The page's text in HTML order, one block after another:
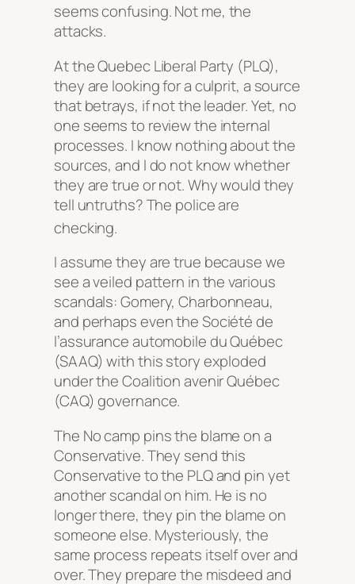
seems confusing. Not me, the
attacks.
At the Quebec Liberal Party (PLQ),
they are looking for a culprit, a source
that betrays, if not the leader. Yet, no
one seems to review the internal
processes. I know nothing about the
sources, and I do not know whether
they are true or not. Why would they
tell untruths? The police are
checking.
I assume they are true because we
see a veiled pattern in the various
scandals: Gomery, Charbonneau,
and perhaps even the Société de
l’assurance automobile du Québec
(SAAQ) with this story exploded
under the Coalition avenir Québec
(CAQ) governance.
The No camp pins the blame on a
Conservative. They send this
Conservative to the PLQ and pin yet
another scandal on him. He is no
longer there, they pin the blame on
someone else. Mysteriously, the
same process repeats itself over and
over. They prepare the misdeed and